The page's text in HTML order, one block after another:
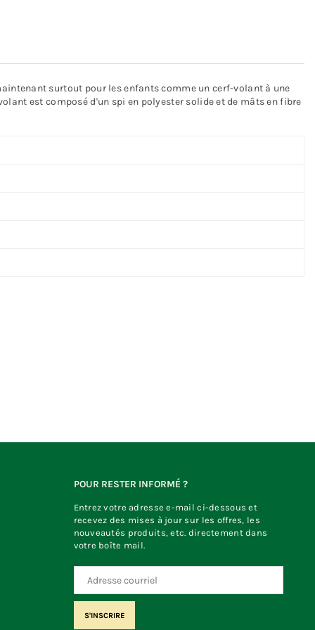
surtout pour les enfants comme un cerf-volant à une
est composé d'un spi en polyester solide et de mâts en fibre
POUR RESTER INFORMÉ ?
Entrez votre adresse e-mail ci-dessous et
recevez des mises à jour sur les offres, les
nouveautés produits, etc. directement dans
votre boîte mail.
S'INSCRIRE